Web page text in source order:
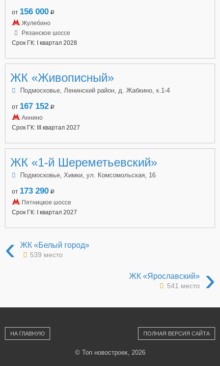
от 156 000 a
Жулебино
Рязанское шоссе
Срок ГК: I квартал 2028
ЖК «Живописный»
Подмосковье, Ленинский район, д. Жабкино, к.1-4
от 167 152 a
Аннино
Срок ГК: III квартал 2027
ЖК «1-й Шереметьевский»
Подмосковье, Химки, ул. Комсомольская, 16
от 173 290 a
Пятницкое шоссе
Срок ГК: I квартал 2027
‹ ЖК «Белый город»
539 место
›
ЖК «Ярославский»
541 место
НА ГЛАВНУЮ ПОЛНАЯ ВЕРСИЯ САЙТА
© Топ новостроек, 2026